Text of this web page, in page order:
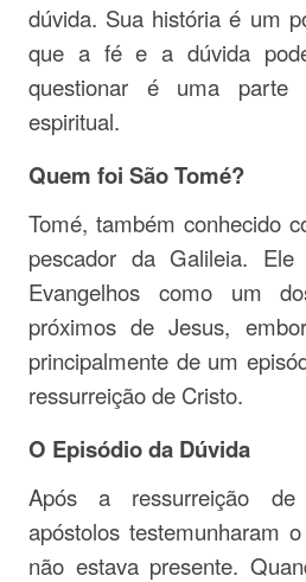
dúvida. Sua história é um
que a fé e a dúvida
questionar é uma parte
espiritual.
Quem foi São Tomé?
Tomé, também conhecido
pescador da Galileia.
Evangelhos como um
próximos de Jesus,
principalmente de um
ressurreição de Cristo.
O Episódio da Dúvida
Após a ressurreição
apóstolos testemunharam
não estava presente.